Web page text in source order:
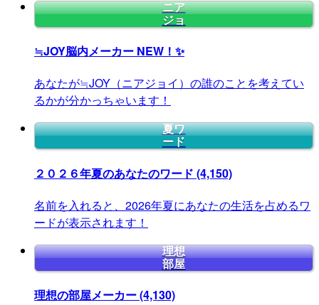
ニア
ジョ
≒JOY脳内メーカー NEW！✨
あなたが≒JOY（ニアジョイ）の誰のことを考えてい
るかが分かっちゃいます！
夏ワ
ード
２０２６年夏のあなたのワード (4,150)
名前を入れると、2026年夏にあなたの生活を占めるワ
ードが表示されます！
理想
部屋
理想の部屋メーカー(4,130)